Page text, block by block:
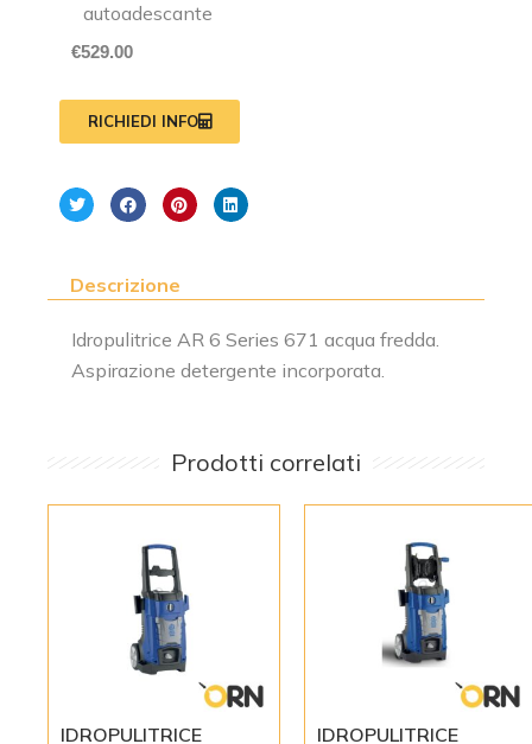
autoadescante
€529.00
RICHIEDI INFO
Descrizione
Idropulitrice AR 6 Series 671 acqua fredda.
Aspirazione detergente incorporata.
Prodotti correlati
IDROPULITRICE IDROPULITRICE